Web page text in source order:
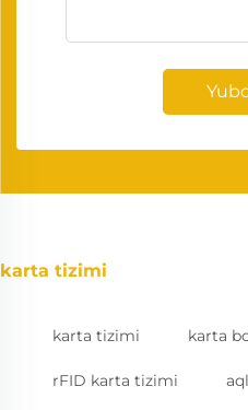
karta tizimi
karta tizimi karta
rFID karta tizimi